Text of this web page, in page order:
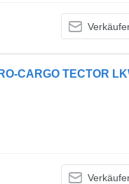
CARGO TECTOR